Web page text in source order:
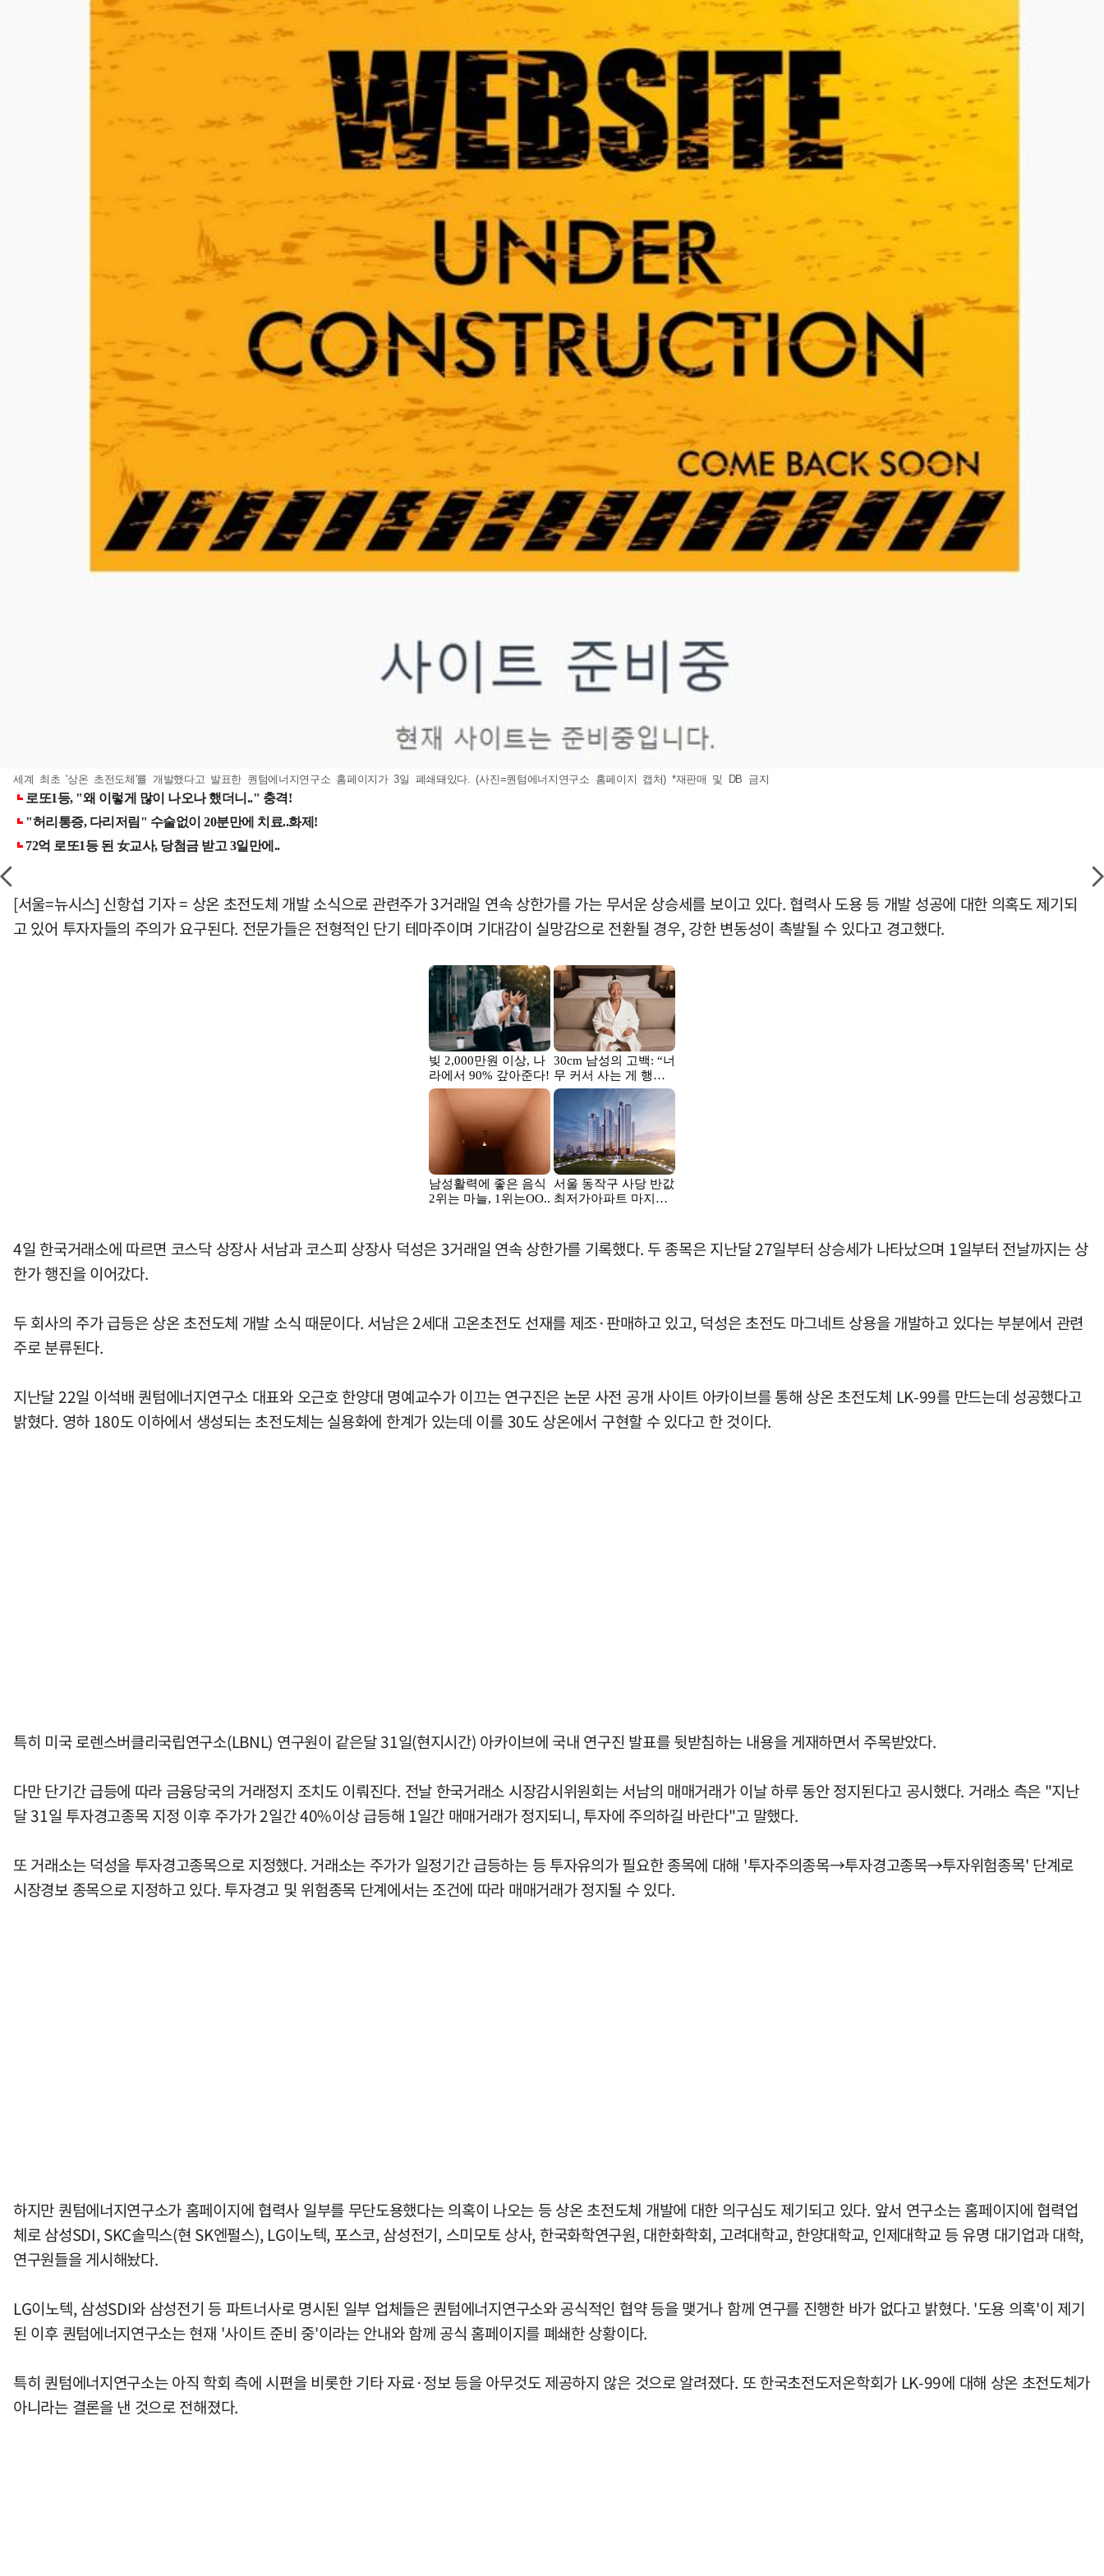
세계 최초 '상온 초전도체'를 개발했다고 발표한 퀀텀에너지연구소 홈페이지가 3일 폐쇄돼있다. (사진=퀀텀에너지연구소 홈페이지 캡처) *재판매 및 DB 금지
[서울=뉴시스] 신항섭 기자 = 상온 초전도체 개발 소식으로 관련주가 3거래일 연속 상한가를 가는 무서운 상승세를 보이고 있다. 협력사 도용 등 개발 성공에 대한 의혹도 제기되
고 있어 투자자들의 주의가 요구된다. 전문가들은 전형적인 단기 테마주이며 기대감이 실망감으로 전환될 경우, 강한 변동성이 촉발될 수 있다고 경고했다.
4일 한국거래소에 따르면 코스닥 상장사 서남과 코스피 상장사 덕성은 3거래일 연속 상한가를 기록했다. 두 종목은 지난달 27일부터 상승세가 나타났으며 1일부터 전날까지는 상
한가 행진을 이어갔다.
두 회사의 주가 급등은 상온 초전도체 개발 소식 때문이다. 서남은 2세대 고온초전도 선재를 제조·판매하고 있고, 덕성은 초전도 마그네트 상용을 개발하고 있다는 부분에서 관련
주로 분류된다.
지난달 22일 이석배 퀀텀에너지연구소 대표와 오근호 한양대 명예교수가 이끄는 연구진은 논문 사전 공개 사이트 아카이브를 통해 상온 초전도체 LK-99를 만드는데 성공했다고
밝혔다. 영하 180도 이하에서 생성되는 초전도체는 실용화에 한계가 있는데 이를 30도 상온에서 구현할 수 있다고 한 것이다.
특히 미국 로렌스버클리국립연구소(LBNL) 연구원이 같은달 31일(현지시간) 아카이브에 국내 연구진 발표를 뒷받침하는 내용을 게재하면서 주목받았다.
다만 단기간 급등에 따라 금융당국의 거래정지 조치도 이뤄진다. 전날 한국거래소 시장감시위원회는 서남의 매매거래가 이날 하루 동안 정지된다고 공시했다. 거래소 측은 "지난
달 31일 투자경고종목 지정 이후 주가가 2일간 40%이상 급등해 1일간 매매거래가 정지되니, 투자에 주의하길 바란다"고 말했다.
또 거래소는 덕성을 투자경고종목으로 지정했다. 거래소는 주가가 일정기간 급등하는 등 투자유의가 필요한 종목에 대해 '투자주의종목→투자경고종목→투자위험종목' 단계로
시장경보 종목으로 지정하고 있다. 투자경고 및 위험종목 단계에서는 조건에 따라 매매거래가 정지될 수 있다.
하지만 퀀텀에너지연구소가 홈페이지에 협력사 일부를 무단도용했다는 의혹이 나오는 등 상온 초전도체 개발에 대한 의구심도 제기되고 있다. 앞서 연구소는 홈페이지에 협력업
체로 삼성SDI, SKC솔믹스(현 SK엔펄스), LG이노텍, 포스코, 삼성전기, 스미모토 상사, 한국화학연구원, 대한화학회, 고려대학교, 한양대학교, 인제대학교 등 유명 대기업과 대학,
연구원들을 게시해놨다.
LG이노텍, 삼성SDI와 삼성전기 등 파트너사로 명시된 일부 업체들은 퀀텀에너지연구소와 공식적인 협약 등을 맺거나 함께 연구를 진행한 바가 없다고 밝혔다. '도용 의혹'이 제기
된 이후 퀀텀에너지연구소는 현재 '사이트 준비 중'이라는 안내와 함께 공식 홈페이지를 폐쇄한 상황이다.
특히 퀀텀에너지연구소는 아직 학회 측에 시편을 비롯한 기타 자료·정보 등을 아무것도 제공하지 않은 것으로 알려졌다. 또 한국초전도저온학회가 LK-99에 대해 상온 초전도체가
아니라는 결론을 낸 것으로 전해졌다.